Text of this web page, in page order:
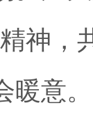
神，
意。